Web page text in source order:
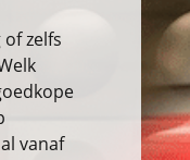
zelfs
vanaf